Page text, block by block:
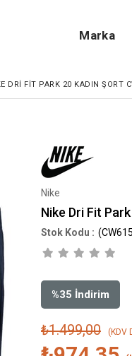
Marka
DRI FIT PARK 20 KADIN ŞORT
Nike
Nike Dri Fit
%35 İndirim
₺1.499,00 (KDV